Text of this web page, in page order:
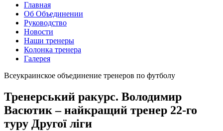
Главная
Об Объединении
Руководство
Новости
Наши тренеры
Колонка тренера
Галерея
Всеукраинское объединение тренеров по футболу
Тренерський ракурс. Володимир
Васютик – найкращий тренер 22-го
туру Другої ліги